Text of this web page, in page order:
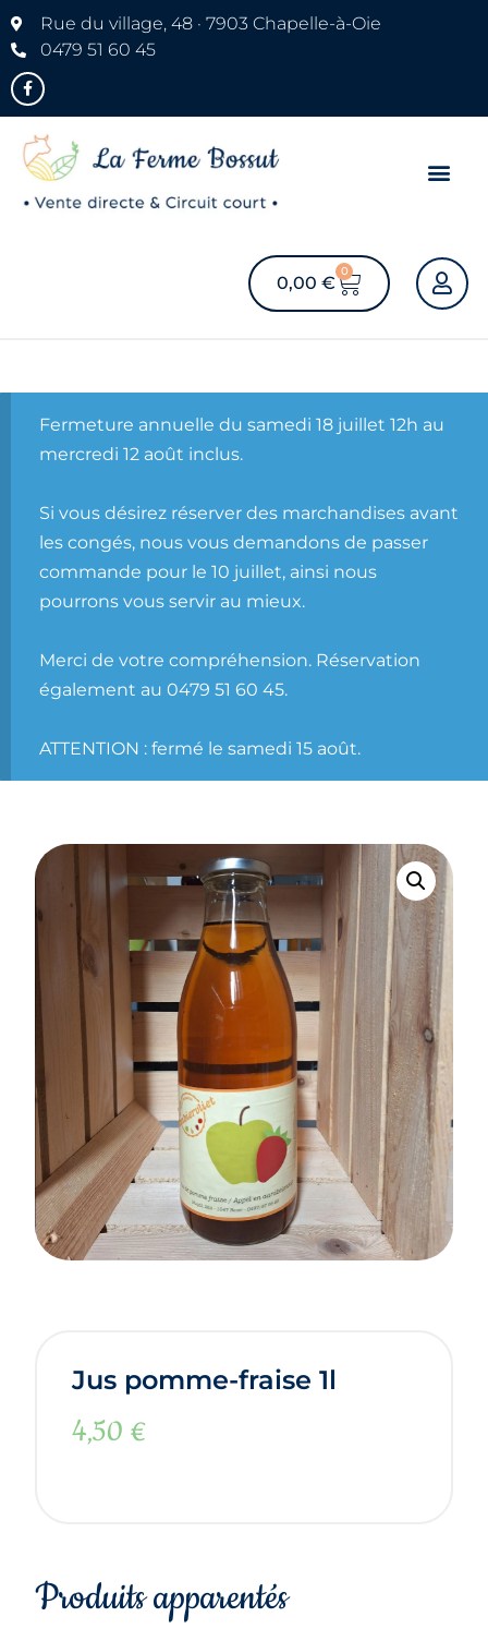
Rue du village, 48 · 7903 Chapelle-à-Oie
0479 51 60 45
0,00 €
0
Fermeture annuelle du samedi 18 juillet 12h au
mercredi 12 août inclus.
Si vous désirez réserver des marchandises avant
les congés, nous vous demandons de passer
commande pour le 10 juillet, ainsi nous
pourrons vous servir au mieux.
Merci de votre compréhension. Réservation
également au 0479 51 60 45.
ATTENTION : fermé le samedi 15 août.
Jus pomme-fraise 1l
4,50 €
Produits apparentés